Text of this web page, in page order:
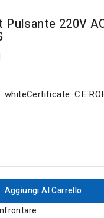
Pulsante 220V
whiteCertificate: CE
Aggiungi Al Carrello